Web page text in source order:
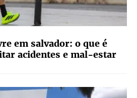
em salvador: o que é
acidentes e mal-estar